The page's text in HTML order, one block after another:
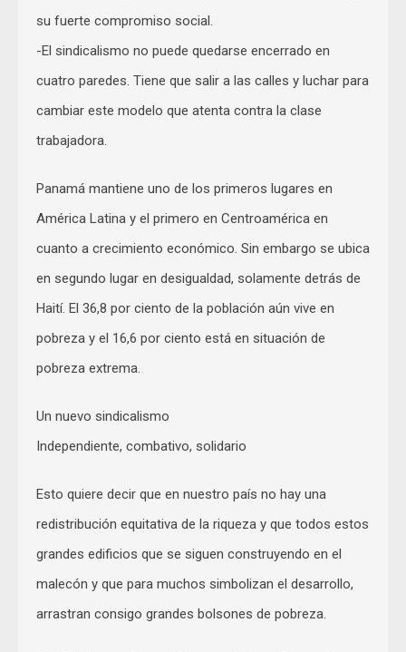
su fuerte compromiso social.
-El sindicalismo no puede quedarse encerrado en
cuatro paredes. Tiene que salir a las calles y luchar para
cambiar este modelo que atenta contra la clase
trabajadora.
Panamá mantiene uno de los primeros lugares en
América Latina y el primero en Centroamérica en
cuanto a crecimiento económico. Sin embargo se ubica
en segundo lugar en desigualdad, solamente detrás de
Haití. El 36,8 por ciento de la población aún vive en
pobreza y el 16,6 por ciento está en situación de
pobreza extrema.
Un nuevo sindicalismo
Independiente, combativo, solidario
Esto quiere decir que en nuestro país no hay una
redistribución equitativa de la riqueza y que todos estos
grandes edificios que se siguen construyendo en el
malecón y que para muchos simbolizan el desarrollo,
arrastran consigo grandes bolsones de pobreza.